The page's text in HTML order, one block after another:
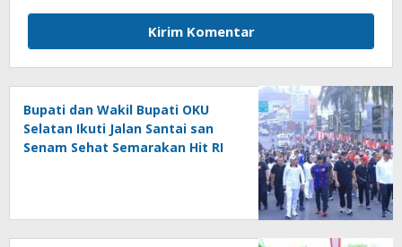
Bupati dan Wakil Bupati OKU
Selatan Ikuti Jalan Santai san
Senam Sehat Semarakan Hit RI